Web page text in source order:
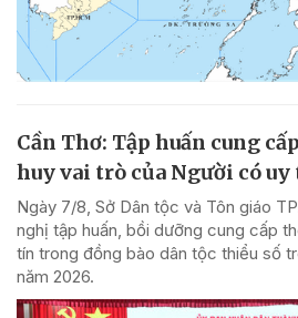
Cần Thơ: Tập huấn cung
huy vai trò của Người có
Ngày 7/8, Sở Dân tộc và Tôn giáo
nghị tập huấn, bồi dưỡng cung cấp
tín trong đồng bào dân tộc thiểu số
năm 2026.